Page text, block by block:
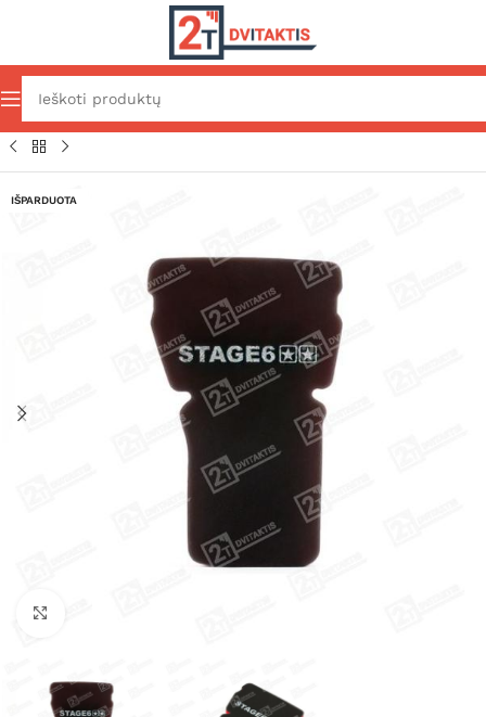
/ elementai 2T motorolerių oro filtrų kempinės
IŠPARDUOTA